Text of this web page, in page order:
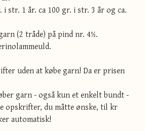
str. 1 år. ca 100 gr. i str. 3 år og ca.
(2 tråde) på pind nr. 4½.
uden at købe garn! Da er prisen
garn - også kun et enkelt bundt -
opskrifter, du måtte ønske, til kr
automatisk!